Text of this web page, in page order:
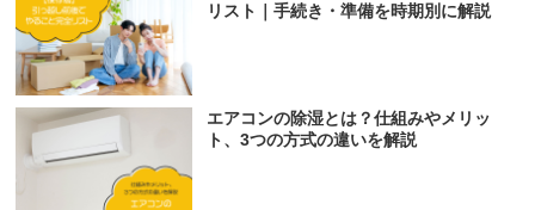
リスト｜手続き・準備を時期別に解説
エアコンの除湿とは？仕組みやメリッ
ト、3つの方式の違いを解説